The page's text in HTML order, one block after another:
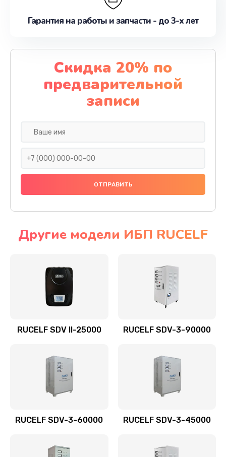
Гарантия на работы и запчасти - до 3-х лет
Скидка 20% по
предварительной
записи
Другие модели ИБП RUCELF
RUCELF SDV II-25000 RUCELF SDV-3-90000
RUCELF SDV-3-60000 RUCELF SDV-3-45000